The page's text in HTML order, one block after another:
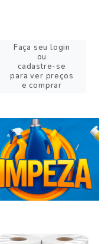
Faça seu login
ou
cadastre-se
para ver preços
e comprar